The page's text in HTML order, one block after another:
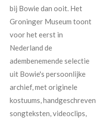
bij Bowie dan ooit. Het
Groninger Museum toont
voor het eerst in
Nederland de
adembenemende selectie
uit Bowie's persoonlijke
archief, met originele
kostuums, handgeschreven
songteksten, videoclips,